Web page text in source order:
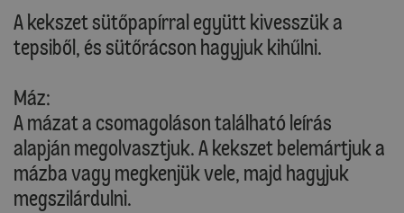
A kekszet sütőpapírral együtt kivesszük a
tepsiből, és sütőrácson hagyjuk kihűlni.
Máz:
A mázat a csomagoláson található leírás
alapján megolvasztjuk. A kekszet belemártjuk a
mázba vagy megkenjük vele, majd hagyjuk
megszilárdulni.